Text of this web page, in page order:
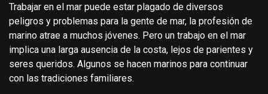
Trabajar en el mar puede estar plagado de diversos
peligros y problemas para la gente de mar, la profesión de
marino atrae a muchos jóvenes. Pero un trabajo en el mar
implica una larga ausencia de la costa, lejos de parientes y
seres queridos. Algunos se hacen marinos para continuar
con las tradiciones familiares.